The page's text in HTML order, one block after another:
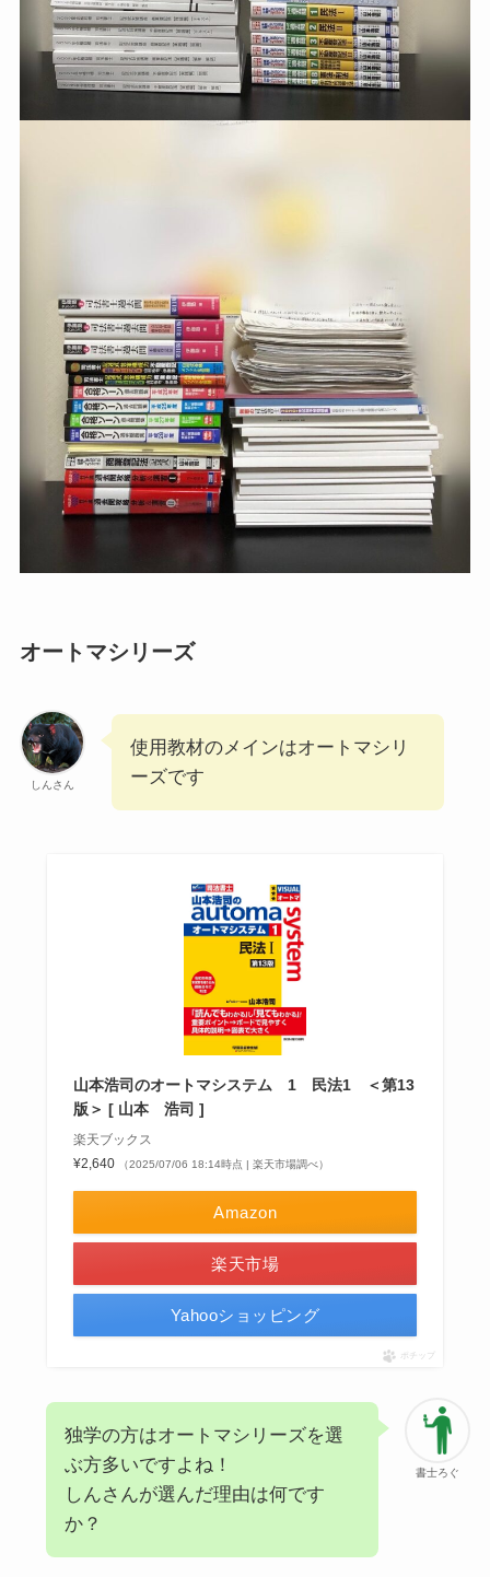
オートマシリーズ
しんさん
使用教材のメインはオートマシリ
ーズです
山本浩司のオートマシステム 1 民法1 ＜第13
版＞ [ 山本 浩司 ]
楽天ブックス
¥2,640
（2025/07/06 18:14時点 | 楽天市場調べ）
Amazon
楽天市場
Yahooショッピング
ポチップ
書士ろぐ
独学の方はオートマシリーズを選
ぶ方多いですよね！
しんさんが選んだ理由は何です
か？